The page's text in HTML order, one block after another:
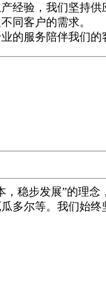
经验，我们坚持
同客户的需求。
的服务陪伴我们的
，稳步发展”的理
多尔等。我们始